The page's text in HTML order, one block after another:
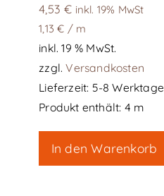
4,53€ inkl. 19% MwSt
1,13€ / m
inkl. 19 % MwSt.
zzgl.Versandkosten
Lieferzeit: 5-8 Werktage
Produkt enthält: 4 m
In den Warenkorb